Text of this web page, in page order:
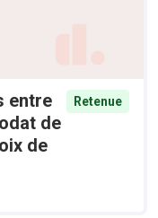
entre
de
de
Retenue